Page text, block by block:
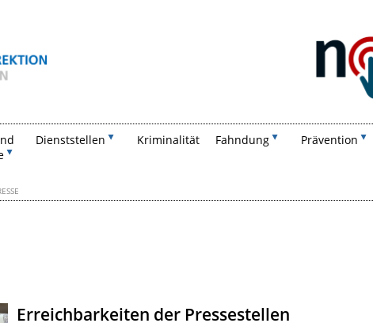
Dienststellen Kriminalität Fahndung Prävention
Erreichbarkeiten der Pressestellen